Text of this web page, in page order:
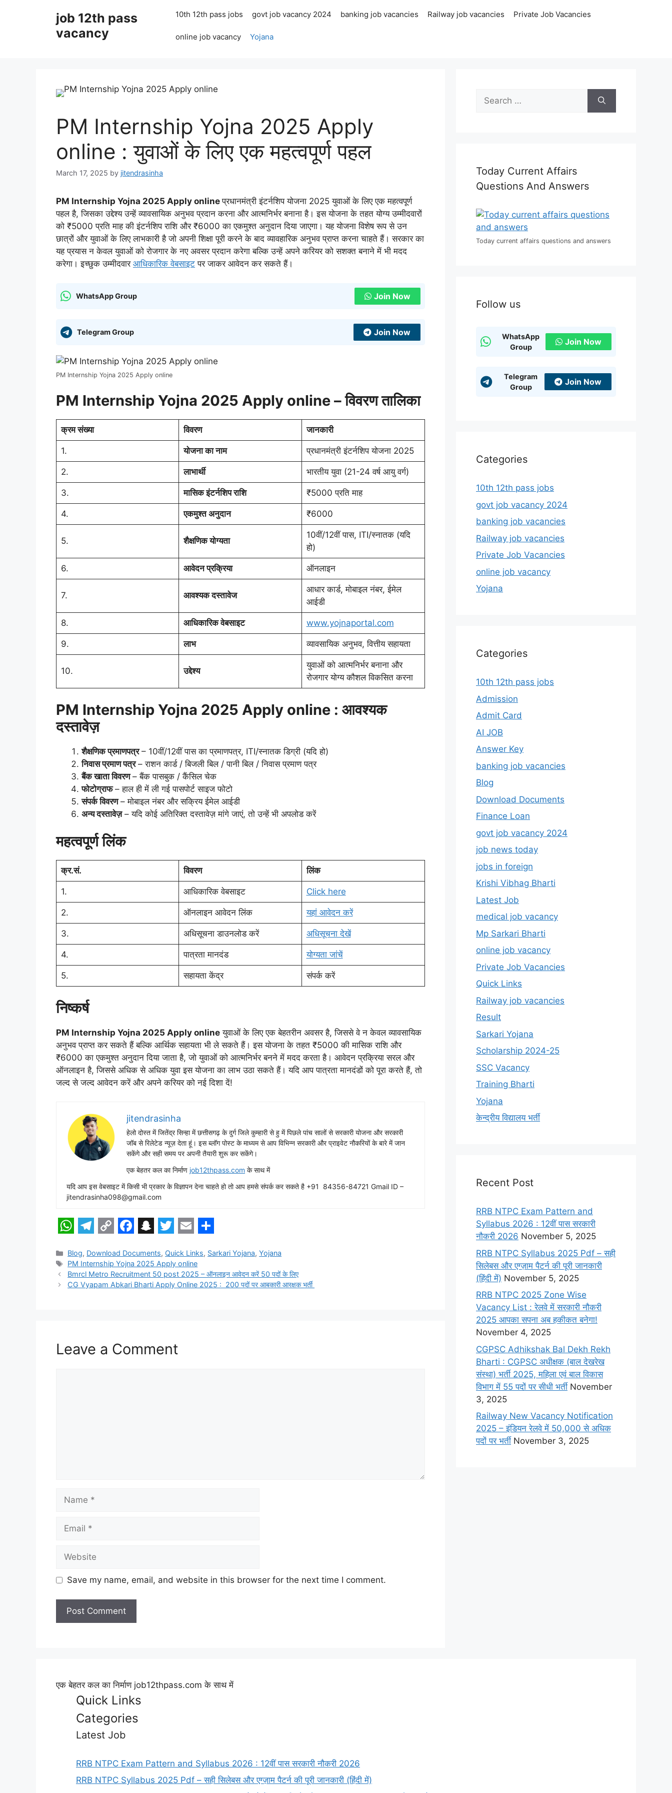
job 12th pass
vacancy
10th 12th pass jobs govt job vacancy 2024 banking job vacancies Railway job vacancies Private Job Vacancies
online job vacancy Yojana
PM Internship Yojna 2025 Apply
online : युवाओं के लिए एक महत्वपूर्ण पहल
March 17, 2025 by jitendrasinha
PM Internship Yojna 2025 Apply onlineप्रधानमंत्री इंटर्नशिप योजना 2025 युवाओं के लिए एक महत्वपूर्ण
पहल है, जिसका उद्देश्य उन्हें व्यावसायिक अनुभव प्रदान करना और आत्मनिर्भर बनाना है। इस योजना के तहत योग्य उम्मीदवारों
को ₹5000 प्रति माह की इंटर्नशिप राशि और ₹6000 का एकमुश्त अनुदान दिया जाएगा। यह योजना विशेष रूप से उन
छात्रों और युवाओं के लिए लाभकारी है जो अपनी शिक्षा पूरी करने के बाद व्यावहारिक अनुभव प्राप्त करना चाहते हैं। सरकार का
यह प्रयास न केवल युवाओं को रोजगार के नए अवसर प्रदान करेगा बल्कि उन्हें अपने करियर को सशक्त बनाने में भी मदद
करेगा। इच्छुक उम्मीदवार आधिकारिक वेबसाइट पर जाकर आवेदन कर सकते हैं।
WhatsApp Group Join Now
Telegram Group Join Now
PM Internship Yojna 2025 Apply online
PM Internship Yojna 2025 Apply online – विवरण तालिका
क्रम संख्या विवरण जानकारी
1. योजना का नाम प्रधानमंत्री इंटर्नशिप योजना 2025
2. लाभार्थी भारतीय युवा (21-24 वर्ष आयु वर्ग)
3. मासिक इंटर्नशिप राशि ₹5000 प्रति माह
4. एकमुश्त अनुदान ₹6000
5. शैक्षणिक योग्यता
10वीं/12वीं पास, ITI/स्नातक (यदि
हो)
6. आवेदन प्रक्रिया ऑनलाइन
7. आवश्यक दस्तावेज
आधार कार्ड, मोबाइल नंबर, ईमेल
आईडी
8. आधिकारिक वेबसाइट www.yojnaportal.com
9. लाभ व्यावसायिक अनुभव, वित्तीय सहायता
10. उद्देश्य
युवाओं को आत्मनिर्भर बनाना और
रोजगार योग्य कौशल विकसित करना
PM Internship Yojna 2025 Apply online : आवश्यक
दस्तावेज़
शैक्षणिक प्रमाणपत्र– 10वीं/12वीं पास का प्रमाणपत्र, ITI/स्नातक डिग्री (यदि हो)
निवास प्रमाण पत्र– राशन कार्ड / बिजली बिल / पानी बिल / निवास प्रमाण पत्र
बैंक खाता विवरण– बैंक पासबुक / कैंसिल चेक
फोटोग्राफ– हाल ही में ली गई पासपोर्ट साइज फोटो
संपर्क विवरण– मोबाइल नंबर और सक्रिय ईमेल आईडी
अन्य दस्तावेज़– यदि कोई अतिरिक्त दस्तावेज़ मांगे जाएं, तो उन्हें भी अपलोड करें
महत्वपूर्ण लिंक
क्र.सं. विवरण लिंक
1. आधिकारिक वेबसाइट Click here
2. ऑनलाइन आवेदन लिंक यहां आवेदन करें
3. अधिसूचना डाउनलोड करें अधिसूचना देखें
4. पात्रता मानदंड योग्यता जांचें
5. सहायता केंद्र संपर्क करें
निष्कर्ष
PM Internship Yojna 2025 Apply online युवाओं के लिए एक बेहतरीन अवसर है, जिससे वे न केवल व्यावसायिक
अनुभव प्राप्त कर सकते हैं बल्कि आर्थिक सहायता भी ले सकते हैं। इस योजना के तहत ₹5000 की मासिक राशि और
₹6000 का एकमुश्त अनुदान दिया जाता है, जो युवाओं को आत्मनिर्भर बनने में मदद करता है। आवेदन प्रक्रिया सरल और
ऑनलाइन है, जिससे अधिक से अधिक युवा इस योजना का लाभ उठा सकते हैं। यदि आप पात्रता मानदंडों को पूरा करते हैं, तो
जल्द से जल्द आवेदन करें और अपने करियर को नई दिशा दें!
jitendrasinha
हेलो दोस्त में जितेंद्र सिन्हा में छत्तीसगढ़ के दुर्ग जिले कुम्हारी से हु में पिछले पांच सालों से सरकारी योजना और सरकारी
जॉब से रिलेटेड न्यूज़ देता हूं। इस ब्लॉग पोस्ट के माध्यम से आप विभिन्न सरकारी और प्राइवेट नौकरियों के बारे में जान
सकेंगे और सही समय पर अपनी तैयारी शुरू कर सकेंगे।
एक बेहतर कल का निर्माण job12thpass.com के साथ में
यदि आप इस वेबसाइट में किसी भी प्रकार के विज्ञापन देना चाहते हो तो आप हमसे संपर्क कर सकते है +91 84356-84721 Gmail ID –
jitendrasinha098@gmail.com
h
a
t
p
e
l
e
m
o
p
y
k
a
c
e
k
n
a
p
t
w
i
t
m
a
i
h
a
r
Categories
Blog, Download Documents, Quick Links, Sarkari Yojana,Yojana
Tags
PM Internship Yojna 2025 Apply online
Bmrcl Metro Recruitment 50 post 2025 – ऑनलाइन आवेदन करें 50 पदों के लिए
CG Vyapam Abkari Bharti Apply Online 2025 : 200 पदों पर आबकारी आरक्षक भर्ती
Leave a Comment
Name
Email
Website
Save my name, email, and website in this browser for the next time I comment.
Search
for:
Today Current Affairs
Questions And Answers
Today current affairs questions and answers
Follow us
WhatsApp
Group
Join Now
Telegram
Group
Join Now
Categories
10th 12th pass jobs
govt job vacancy 2024
banking job vacancies
Railway job vacancies
Private Job Vacancies
online job vacancy
Yojana
Categories
10th 12th pass jobs
Admission
Admit Card
AI JOB
Answer Key
banking job vacancies
Blog
Download Documents
Finance Loan
govt job vacancy 2024
job news today
jobs in foreign
Krishi Vibhag Bharti
Latest Job
medical job vacancy
Mp Sarkari Bharti
online job vacancy
Private Job Vacancies
Quick Links
Railway job vacancies
Result
Sarkari Yojana
Scholarship 2024-25
SSC Vacancy
Training Bharti
Yojana
केन्द्रीय विद्यालय भर्ती
Recent Post
RRB NTPC Exam Pattern and
Syllabus 2026 : 12वीं पास सरकारी
नौकरी 2026 November 5, 2025
RRB NTPC Syllabus 2025 Pdf – सही
सिलेबस और एग्ज़ाम पैटर्न की पूरी जानकारी
(हिंदी में) November 5, 2025
RRB NTPC 2025 Zone Wise
Vacancy List : रेलवे में सरकारी नौकरी
2025 आपका सपना अब हकीकत बनेगा!
November 4, 2025
CGPSC Adhikshak Bal Dekh Rekh
Bharti : CGPSC अधीक्षक (बाल देखरेख
संस्था) भर्ती 2025, महिला एवं बाल विकास
विभाग में 55 पदों पर सीधी भर्ती November
3, 2025
Railway New Vacancy Notification
2025 – इंडियन रेलवे में 50,000 से अधिक
पदों पर भर्ती November 3, 2025
एक बेहतर कल का निर्माण job12thpass.com के साथ में
Quick Links
Categories
Latest Job
RRB NTPC Exam Pattern and Syllabus 2026 : 12वीं पास सरकारी नौकरी 2026
RRB NTPC Syllabus 2025 Pdf – सही सिलेबस और एग्ज़ाम पैटर्न की पूरी जानकारी (हिंदी में)